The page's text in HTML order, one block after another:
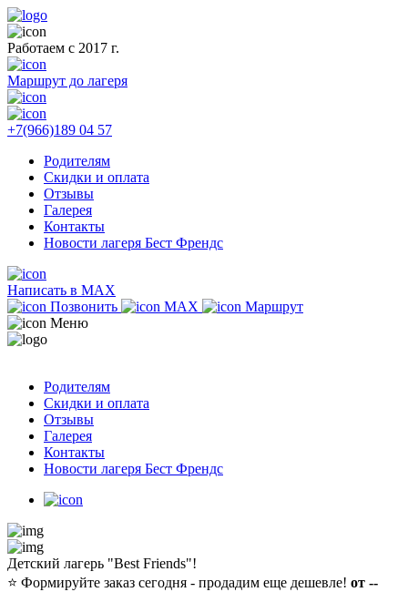
Работаем с 2017 г.
Маршрут до лагеря
+7(966)189 04 57
Родителям
Скидки и оплата
Отзывы
Галерея
Контакты
Новости лагеря Бест Френдс
Написать в MAX
Позвонить
MAX
Маршрут
Меню
Родителям
Скидки и оплата
Отзывы
Галерея
Контакты
Новости лагеря Бест Френдс
Детский лагерь "Best Friends"!
⭐️ Формируйте заказ сегодня - продадим еще дешевле! от --